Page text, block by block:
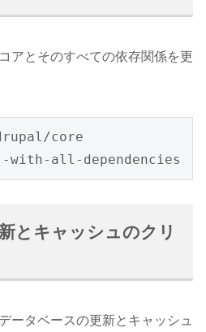
アとそのすべての依存関係を更
core
all-dependencies
とキャッシュのクリ
ータベースの更新とキャッシュ